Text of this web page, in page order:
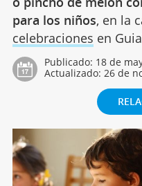
para los niños, en la
celebraciones en
Publicado: 18 de
Actualizado: 26 de